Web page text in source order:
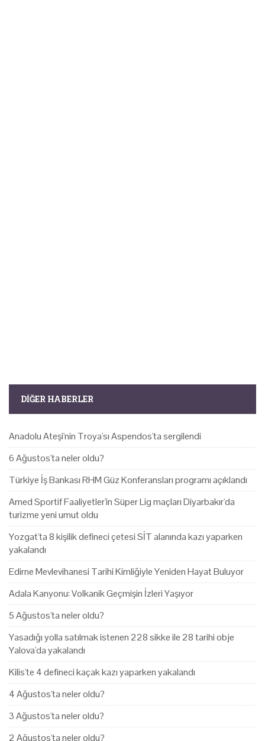
DIĞER HABERLER
Anadolu Ateşi'nin Troya'sı Aspendos'ta sergilendi
6 Ağustos'ta neler oldu?
Türkiye İş Bankası RHM Güz Konferansları programı açıklandı
Amed Sportif Faaliyetler'in Süper Lig maçları Diyarbakır'da
turizme yeni umut oldu
Yozgat'ta 8 kişilik defineci çetesi SİT alanında kazı yaparken
yakalandı
Edirne Mevlevihanesi Tarihi Kimliğiyle Yeniden Hayat Buluyor
Adala Kanyonu: Volkanik Geçmişin İzleri Yaşıyor
5 Ağustos'ta neler oldu?
Yasadığı yolla satılmak istenen 228 sikke ile 28 tarihi obje
Yalova'da yakalandı
Kilis'te 4 defineci kaçak kazı yaparken yakalandı
4 Ağustos'ta neler oldu?
3 Ağustos'ta neler oldu?
2 Ağustos'ta neler oldu?